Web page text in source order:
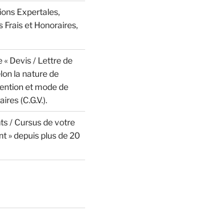
Expertales,
Frais et Honoraires,
« Devis / Lettre de
la nature de
et mode de
(C.G.V.).
/ Cursus de votre
» depuis plus de 20